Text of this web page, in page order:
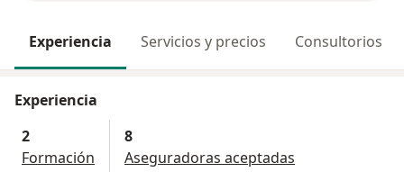
Experiencia Servicios y precios Consultorios
Experiencia
2
Formación
8
Aseguradoras aceptadas